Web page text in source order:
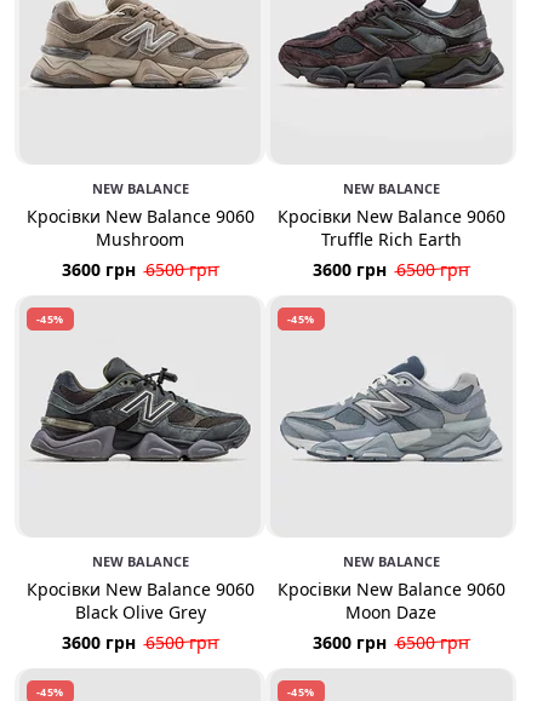
NEW BALANCE
Кросівки New Balance 9060
Mushroom
3600 грн 6500 грн
NEW BALANCE
Кросівки New Balance 9060
Truffle Rich Earth
3600 грн 6500 грн
-45%
NEW BALANCE
Кросівки New Balance 9060
Black Olive Grey
3600 грн 6500 грн
-45%
NEW BALANCE
Кросівки New Balance 9060
Moon Daze
3600 грн 6500 грн
-45% -45%